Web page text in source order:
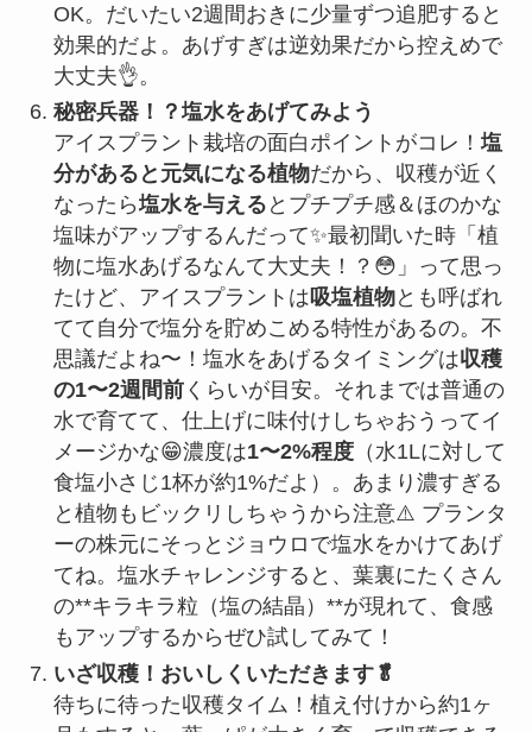
OK。だいたい2週間おきに少量ずつ追肥すると
効果的だよ。あげすぎは逆効果だから控えめで
大丈夫👌。
秘密兵器！？塩水をあげてみよう
アイスプラント栽培の面白ポイントがコレ！ 塩
分があると元気になる植物だから、収穫が近く
なったら塩水を与える とプチプチ感＆ほのかな
塩味がアップするんだって✨最初聞いた時「植
物に塩水あげるなんて大丈夫！？😳」って思っ
たけど、アイスプラントは吸塩植物とも呼ばれ
てて自分で塩分を貯めこめる特性があるの。不
思議だよね〜！塩水をあげるタイミングは収穫
の1〜2週間前くらいが目安。それまでは普通の
水で育てて、仕上げに味付けしちゃおうってイ
メージかな😁濃度は1〜2%程度（水1Lに対して
食塩小さじ1杯が約1%だよ）。あまり濃すぎる
と植物もビックリしちゃうから注意⚠️ プランタ
ーの株元にそっとジョウロで塩水をかけてあげ
てね。塩水チャレンジすると、葉裏にたくさん
の**キラキラ粒（塩の結晶）**が現れて、食感
もアップするからぜひ試してみて！
いざ収穫！おいしくいただきます🥬
待ちに待った収穫タイム！植え付けから約1ヶ